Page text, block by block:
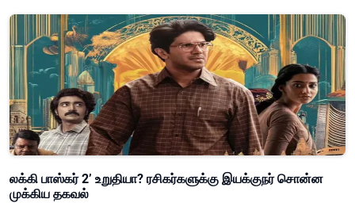
லக்கி பாஸ்கர் 2’ உறுதியா? ரசிகர்களுக்கு இயக்குநர் சொன்ன
முக்கிய தகவல்